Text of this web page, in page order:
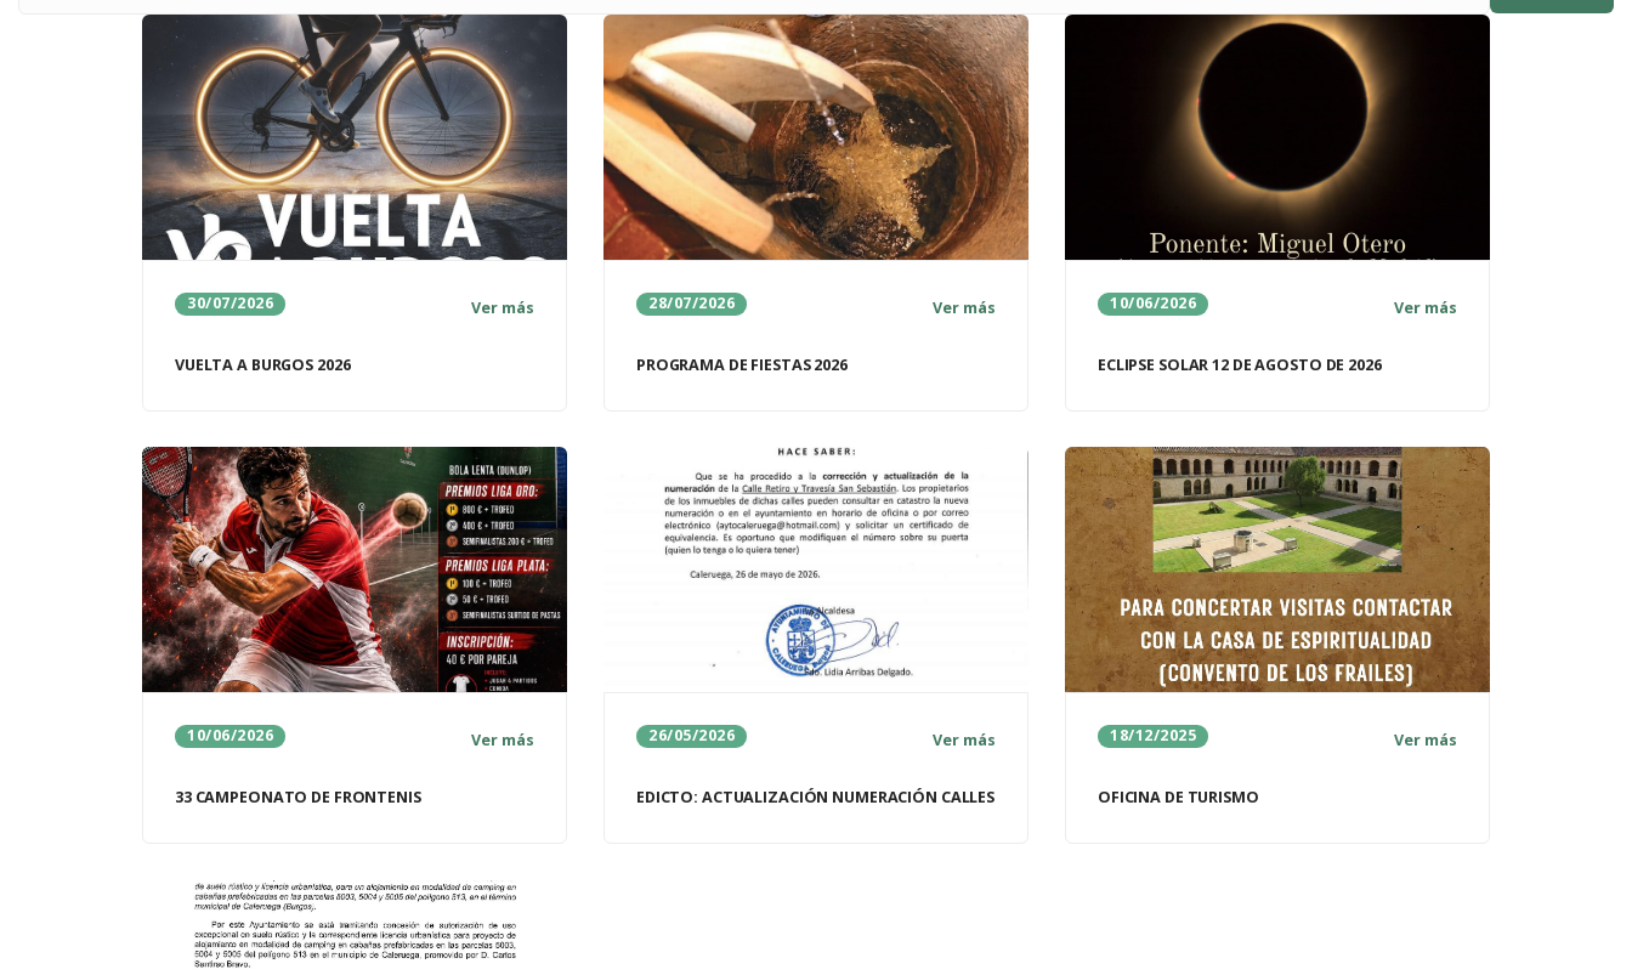
30/07/2026 Ver más
VUELTA A BURGOS 2026
28/07/2026 Ver más
PROGRAMA DE FIESTAS 2026
10/06/2026 Ver más
ECLIPSE SOLAR 12 DE AGOSTO DE 2026
10/06/2026 Ver más
33 CAMPEONATO DE FRONTENIS
26/05/2026 Ver más
EDICTO: ACTUALIZACIÓN NUMERACIÓN CALLES
18/12/2025 Ver más
OFICINA DE TURISMO